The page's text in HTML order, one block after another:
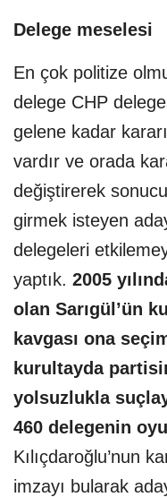
Delege meselesi
En çok politize
delege CHP
gelene kadar
vardır ve orada
değiştirerek
girmek isteyen
delegeleri
yaptık. 2005
olan Sarıgül’ün
kavgası ona
kurultayda
yolsuzlukla
460 delegenin
Kılıçdaroğlu’nun
imzayı bularak